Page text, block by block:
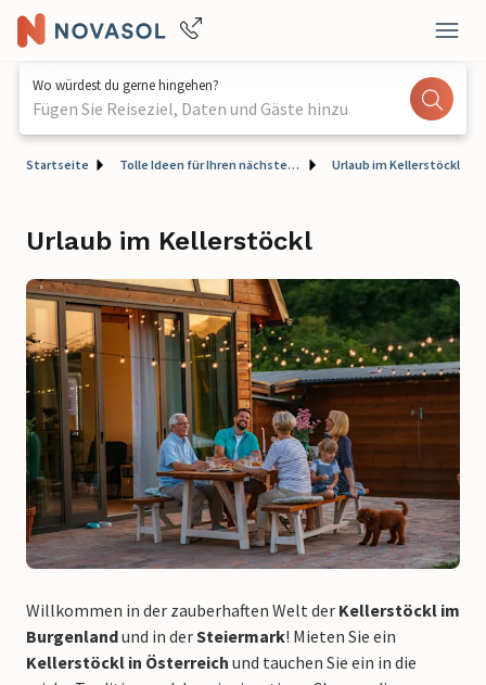
Wo würdest du gerne hingehen?
Fügen Sie Reiseziel, Daten und Gäste hinzu
Startseite Tolle Ideen für Ihren nächsten Urlaub Urlaub im Kellerstöckl
Urlaub im Kellerstöckl
Willkommen in der zauberhaften Welt der Kellerstöckl im
Burgenlandund in derSteiermark! Mieten Sie ein
Kellerstöckl in Österreich und tauchen Sie ein in die